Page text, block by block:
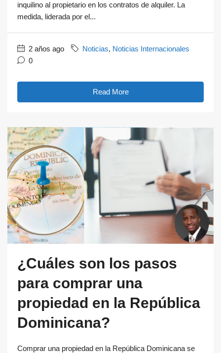
inquilino al propietario en los contratos de alquiler. La
medida, liderada por el...
2 años ago Noticias, Noticias Internacionales
0
Read More
¿Cuáles son los pasos
para comprar una
propiedad en la República
Dominicana?
Comprar una propiedad en la República Dominicana se